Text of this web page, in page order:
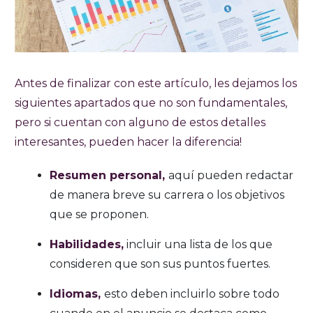
Antes de finalizar con este artículo, les dejamos los
siguientes apartados que no son fundamentales,
pero si cuentan con alguno de estos detalles
interesantes, pueden hacer la diferencia!
Resumen personal, aquí pueden redactar
de manera breve su carrera o los objetivos
que se proponen.
Habilidades, incluir una lista de los que
consideren que son sus puntos fuertes.
Idiomas, esto deben incluirlo sobre todo